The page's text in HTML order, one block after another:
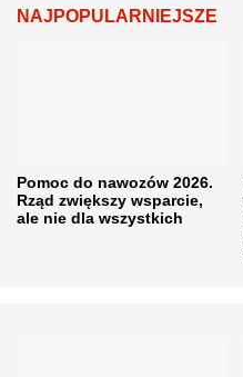
NAJPOPULARNIEJSZE
Pomoc do nawozów 2026.
Rząd zwiększy wsparcie,
ale nie dla wszystkich